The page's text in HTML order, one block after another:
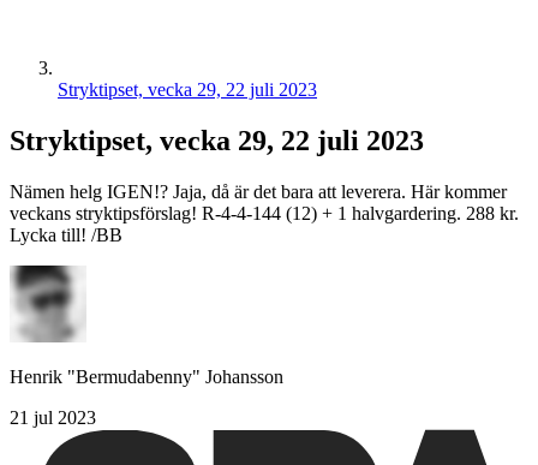
Stryktipset, vecka 29, 22 juli 2023
Stryktipset, vecka 29, 22 juli 2023
Nämen helg IGEN!? Jaja, då är det bara att leverera. Här kommer
veckans stryktipsförslag! R-4-4-144 (12) + 1 halvgardering. 288 kr.
Lycka till! /BB
Henrik "Bermudabenny" Johansson
21 jul 2023